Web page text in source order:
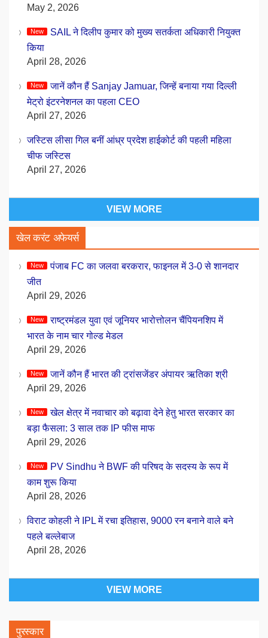
May 2, 2026
SAIL ने दिलीप कुमार को मुख्य सतर्कता अधिकारी नियुक्त
किया
April 28, 2026
जानें कौन हैं Sanjay Jamuar, जिन्हें बनाया गया दिल्ली
मेट्रो इंटरनेशनल का पहला CEO
April 27, 2026
जस्टिस लीसा गिल बनीं आंध्र प्रदेश हाईकोर्ट की पहली महिला
चीफ जस्टिस
April 27, 2026
VIEW MORE
खेल करंट अफेयर्स
पंजाब FC का जलवा बरकरार, फाइनल में 3-0 से शानदार
जीत
April 29, 2026
राष्ट्रमंडल युवा एवं जूनियर भारोत्तोलन चैंपियनशिप में
भारत के नाम चार गोल्ड मेडल
April 29, 2026
जानें कौन हैं भारत की ट्रांसजेंडर अंपायर ऋतिका श्री
April 29, 2026
खेल क्षेत्र में नवाचार को बढ़ावा देने हेतु भारत सरकार का
बड़ा फैसला: 3 साल तक IP फीस माफ
April 29, 2026
PV Sindhu ने BWF की परिषद के सदस्य के रूप में
काम शुरू किया
April 28, 2026
विराट कोहली ने IPL में रचा इतिहास, 9000 रन बनाने वाले बने
पहले बल्लेबाज
April 28, 2026
VIEW MORE
पुरस्कार